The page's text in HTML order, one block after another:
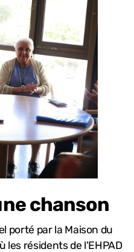
chanson
porté par la Maison du
les résidents de l'EHPAD